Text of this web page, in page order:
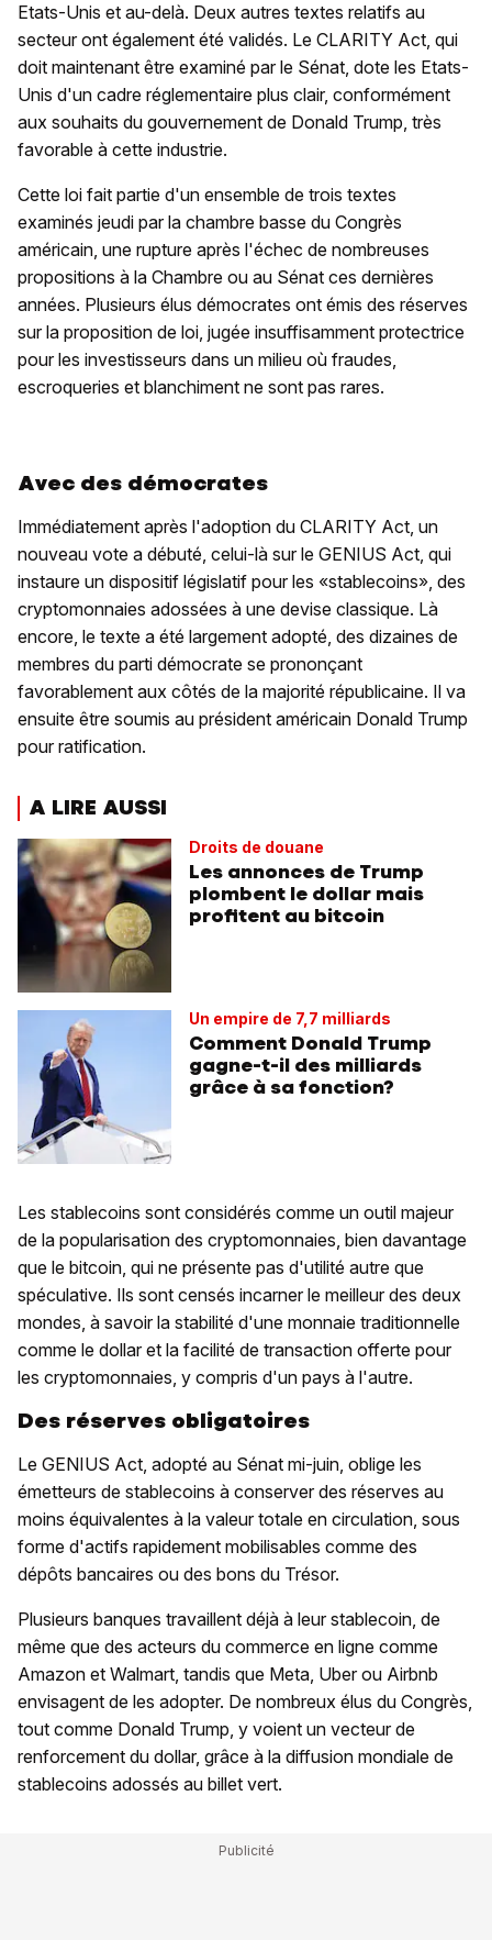
Etats-Unis et au-delà. Deux autres textes relatifs au
secteur ont également été validés. Le CLARITY Act, qui
doit maintenant être examiné par le Sénat, dote les Etats-
Unis d'un cadre réglementaire plus clair, conformément
aux souhaits du gouvernement de Donald Trump, très
favorable à cette industrie.
Cette loi fait partie d'un ensemble de trois textes
examinés jeudi par la chambre basse du Congrès
américain, une rupture après l'échec de nombreuses
propositions à la Chambre ou au Sénat ces dernières
années. Plusieurs élus démocrates ont émis des réserves
sur la proposition de loi, jugée insuffisamment protectrice
pour les investisseurs dans un milieu où fraudes,
escroqueries et blanchiment ne sont pas rares.
Avec des démocrates
Immédiatement après l'adoption du CLARITY Act, un
nouveau vote a débuté, celui-là sur le GENIUS Act, qui
instaure un dispositif législatif pour les «stablecoins», des
cryptomonnaies adossées à une devise classique. Là
encore, le texte a été largement adopté, des dizaines de
membres du parti démocrate se prononçant
favorablement aux côtés de la majorité républicaine. Il va
ensuite être soumis au président américain Donald Trump
pour ratification.
A LIRE AUSSI
Droits de douane
Les annonces de Trump
plombent le dollar mais
profitent au bitcoin
Un empire de 7,7 milliards
Comment Donald Trump
gagne-t-il des milliards
grâce à sa fonction?
Les stablecoins sont considérés comme un outil majeur
de la popularisation des cryptomonnaies, bien davantage
que le bitcoin, qui ne présente pas d'utilité autre que
spéculative. Ils sont censés incarner le meilleur des deux
mondes, à savoir la stabilité d'une monnaie traditionnelle
comme le dollar et la facilité de transaction offerte pour
les cryptomonnaies, y compris d'un pays à l'autre.
Des réserves obligatoires
Le GENIUS Act, adopté au Sénat mi-juin, oblige les
émetteurs de stablecoins à conserver des réserves au
moins équivalentes à la valeur totale en circulation, sous
forme d'actifs rapidement mobilisables comme des
dépôts bancaires ou des bons du Trésor.
Plusieurs banques travaillent déjà à leur stablecoin, de
même que des acteurs du commerce en ligne comme
Amazon et Walmart, tandis que Meta, Uber ou Airbnb
envisagent de les adopter. De nombreux élus du Congrès,
tout comme Donald Trump, y voient un vecteur de
renforcement du dollar, grâce à la diffusion mondiale de
stablecoins adossés au billet vert.